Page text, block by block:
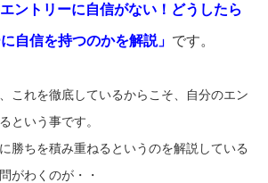
エントリーに自信がない！どうしたら
自信を持つのかを解説」 です。
これを徹底しているからこそ、自分のエン
という事です。
勝ちを積み重ねるというのを解説している
がわくのが・・